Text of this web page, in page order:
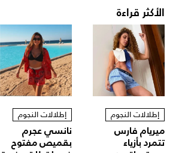
الأكثر قراءة
إطلالات النجوم
ميريام فارس
تتمرد بأزياء
إطلالات النجوم
نانسي عجرم
بقميص مفتوح